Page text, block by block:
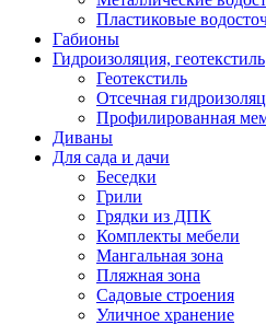
Пластиковые
Габионы
Гидроизоляция, геотекстиль
Геотекстиль
Отсечная
Профилированная
Диваны
Для сада и дачи
Беседки
Грили
Грядки из ДПК
Комплекты мебели
Мангальная зона
Пляжная зона
Садовые строения
Уличное хранение